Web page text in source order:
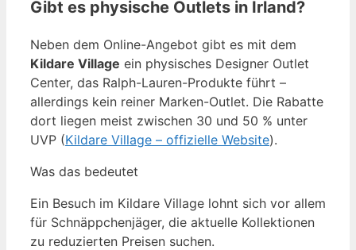
Gibt es physische Outlets in Irland?
Neben dem Online-Angebot gibt es mit dem
Kildare Village ein physisches Designer Outlet
Center, das Ralph-Lauren-Produkte führt –
allerdings kein reiner Marken-Outlet. Die Rabatte
dort liegen meist zwischen 30 und 50 % unter
UVP (Kildare Village – offizielle Website).
Was das bedeutet
Ein Besuch im Kildare Village lohnt sich vor allem
für Schnäppchenjäger, die aktuelle Kollektionen
zu reduzierten Preisen suchen.